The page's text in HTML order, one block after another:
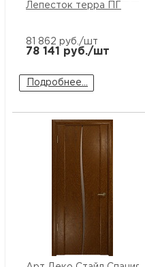
Лепесток терра ПГ
81 862 руб./шт
78 141 руб./шт
Подробнее...